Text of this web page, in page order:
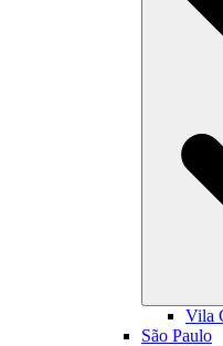
Vila
São Paulo